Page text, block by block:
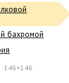
бахромой
146×146